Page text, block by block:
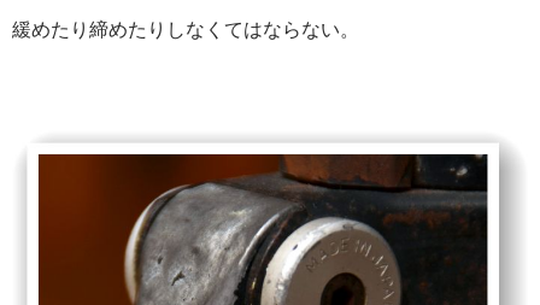
緩めたり締めたりしなくてはならない。